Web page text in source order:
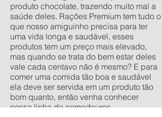
produto chocolate, trazendo muito mal a
saúde deles. Rações Premium tem tudo o
que nosso amiguinho precisa para ter
uma vida longa e saudável, esses
produtos tem um preço mais elevado,
mas quando se trata do bem estar deles
vale cada centavo não é mesmo? E para
comer uma comida tão boa e saudável
ela deve ser servida em um produto tão
bom quanto, então venha conhecer
nossa linha de comedouros